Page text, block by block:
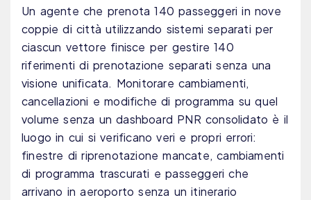
Un agente che prenota 140 passeggeri in nove
coppie di città utilizzando sistemi separati per
ciascun vettore finisce per gestire 140
riferimenti di prenotazione separati senza una
visione unificata. Monitorare cambiamenti,
cancellazioni e modifiche di programma su quel
volume senza un dashboard PNR consolidato è il
luogo in cui si verificano veri e propri errori:
finestre di riprenotazione mancate, cambiamenti
di programma trascurati e passeggeri che
arrivano in aeroporto senza un itinerario